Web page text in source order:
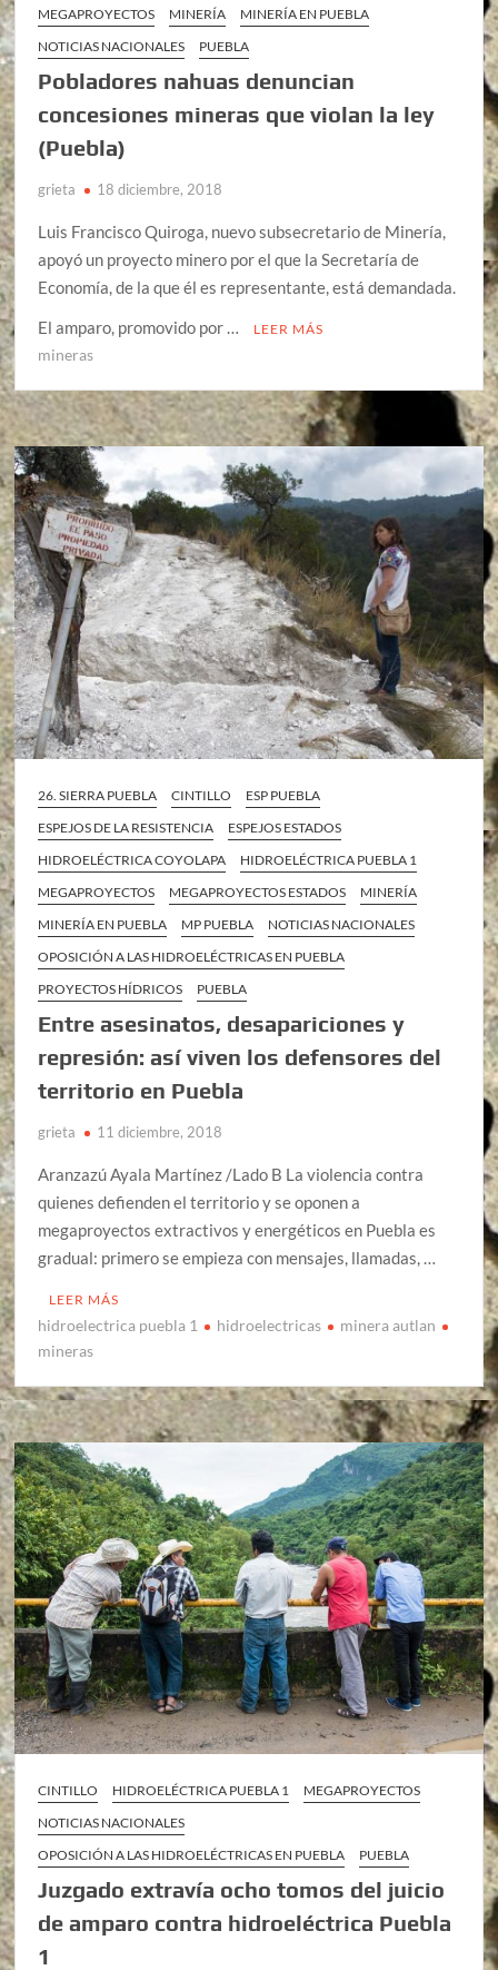
MEGAPROYECTOS
MINERÍA
MINERÍA EN PUEBLA
NOTICIAS NACIONALES
PUEBLA
Pobladores nahuas denuncian
concesiones mineras que violan la ley
(Puebla)
grieta 18 diciembre, 2018
Luis Francisco Quiroga, nuevo subsecretario de Minería,
apoyó un proyecto minero por el que la Secretaría de
Economía, de la que él es representante, está demandada.
El amparo, promovido por …
LEER MÁS
mineras
26. SIERRA PUEBLA CINTILLO
ESP PUEBLA
ESPEJOS DE LA RESISTENCIA
ESPEJOS ESTADOS
HIDROELÉCTRICA COYOLAPA
HIDROELÉCTRICA PUEBLA 1
MEGAPROYECTOS
MEGAPROYECTOS ESTADOS
MINERÍA
MINERÍA EN PUEBLA
MP PUEBLA
NOTICIAS NACIONALES
OPOSICIÓN A LAS HIDROELÉCTRICAS EN PUEBLA
PROYECTOS HÍDRICOS
PUEBLA
Entre asesinatos, desapariciones y
represión: así viven los defensores del
territorio en Puebla
grieta 11 diciembre, 2018
Aranzazú Ayala Martínez /Lado B La violencia contra
quienes defienden el territorio y se oponen a
megaproyectos extractivos y energéticos en Puebla es
gradual: primero se empieza con mensajes, llamadas, …
LEER MÁS
hidroelectrica puebla 1 hidroelectricas
minera autlan
mineras
CINTILLO HIDROELÉCTRICA PUEBLA 1
MEGAPROYECTOS
NOTICIAS NACIONALES
OPOSICIÓN A LAS HIDROELÉCTRICAS EN PUEBLA
PUEBLA
Juzgado extravía ocho tomos del juicio
de amparo contra hidroeléctrica Puebla
1